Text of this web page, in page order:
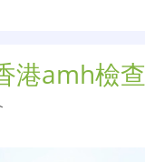
港amh檢查